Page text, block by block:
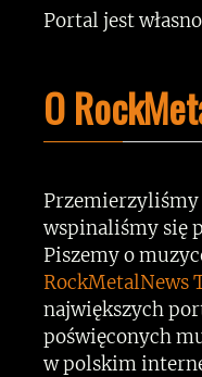
Portal jest
O
Przemierzyliśmy
wspinaliśmy się
Piszemy o
RockMetalNews
największych
poświęconych
w polskim